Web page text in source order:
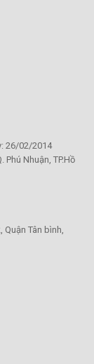
26/02/2014
Nhuận, TP.Hồ
Tân bình,